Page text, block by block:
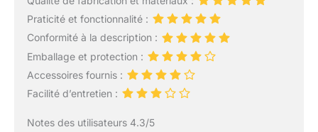
Praticité et fonctionnalité :
Conformité à la description :
Emballage et protection :
Accessoires fournis :
Facilité d’entretien :
Notes des utilisateurs 4.3/5